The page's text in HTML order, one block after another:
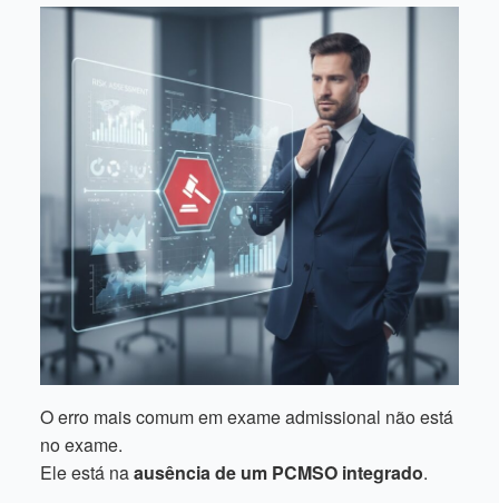
O erro mais comum em exame admissional não está
no exame.
Ele está naausência de um PCMSO integrado.